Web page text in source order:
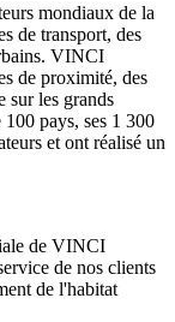
mondiaux de la
de transport, des
VINCI
de proximité, des
sur les grands
pays, ses 1 300
et ont réalisé un
de VINCI
de nos clients
de l'habitat